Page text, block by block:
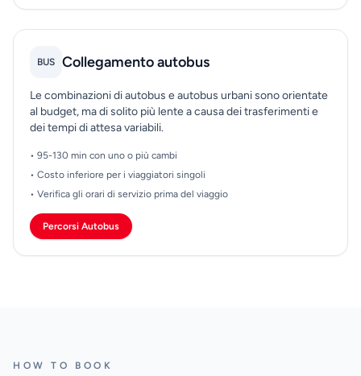
BUS Collegamento autobus
Le combinazioni di autobus e autobus urbani sono orientate
al budget, ma di solito più lente a causa dei trasferimenti e
dei tempi di attesa variabili.
• 95-130 min con uno o più cambi
• Costo inferiore per i viaggiatori singoli
• Verifica gli orari di servizio prima del viaggio
Percorsi Autobus
HOW TO BOOK